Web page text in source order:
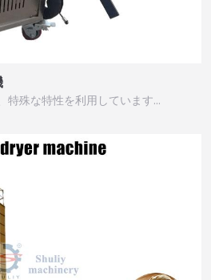
特殊な特性を利用しています…